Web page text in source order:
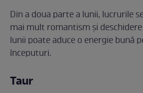
Din a doua parte a lunii, lucrurile
mai mult romantism și
lunii poate aduce o energie bună
începuturi.
Taur